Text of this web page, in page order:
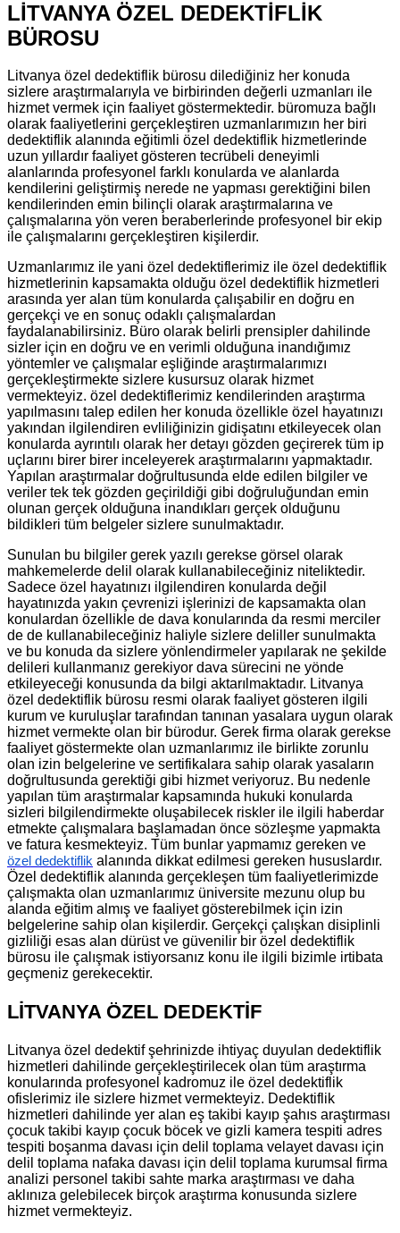
LİTVANYA ÖZEL DEDEKTİFLİK
BÜROSU
Litvanya özel dedektiflik bürosu dilediğiniz her konuda
sizlere araştırmalarıyla ve birbirinden değerli uzmanları ile
hizmet vermek için faaliyet göstermektedir. büromuza bağlı
olarak faaliyetlerini gerçekleştiren uzmanlarımızın her biri
dedektiflik alanında eğitimli özel dedektiflik hizmetlerinde
uzun yıllardır faaliyet gösteren tecrübeli deneyimli
alanlarında profesyonel farklı konularda ve alanlarda
kendilerini geliştirmiş nerede ne yapması gerektiğini bilen
kendilerinden emin bilinçli olarak araştırmalarına ve
çalışmalarına yön veren beraberlerinde profesyonel bir ekip
ile çalışmalarını gerçekleştiren kişilerdir.
Uzmanlarımız ile yani özel dedektiflerimiz ile özel dedektiflik
hizmetlerinin kapsamakta olduğu özel dedektiflik hizmetleri
arasında yer alan tüm konularda çalışabilir en doğru en
gerçekçi ve en sonuç odaklı çalışmalardan
faydalanabilirsiniz. Büro olarak belirli prensipler dahilinde
sizler için en doğru ve en verimli olduğuna inandığımız
yöntemler ve çalışmalar eşliğinde araştırmalarımızı
gerçekleştirmekte sizlere kusursuz olarak hizmet
vermekteyiz. özel dedektiflerimiz kendilerinden araştırma
yapılmasını talep edilen her konuda özellikle özel hayatınızı
yakından ilgilendiren evliliğinizin gidişatını etkileyecek olan
konularda ayrıntılı olarak her detayı gözden geçirerek tüm ip
uçlarını birer birer inceleyerek araştırmalarını yapmaktadır.
Yapılan araştırmalar doğrultusunda elde edilen bilgiler ve
veriler tek tek gözden geçirildiği gibi doğruluğundan emin
olunan gerçek olduğuna inandıkları gerçek olduğunu
bildikleri tüm belgeler sizlere sunulmaktadır.
Sunulan bu bilgiler gerek yazılı gerekse görsel olarak
mahkemelerde delil olarak kullanabileceğiniz niteliktedir.
Sadece özel hayatınızı ilgilendiren konularda değil
hayatınızda yakın çevrenizi işlerinizi de kapsamakta olan
konulardan özellikle de dava konularında da resmi merciler
de de kullanabileceğiniz haliyle sizlere deliller sunulmakta
ve bu konuda da sizlere yönlendirmeler yapılarak ne şekilde
delileri kullanmanız gerekiyor dava sürecini ne yönde
etkileyeceği konusunda da bilgi aktarılmaktadır. Litvanya
özel dedektiflik bürosu resmi olarak faaliyet gösteren ilgili
kurum ve kuruluşlar tarafından tanınan yasalara uygun olarak
hizmet vermekte olan bir bürodur. Gerek firma olarak gerekse
faaliyet göstermekte olan uzmanlarımız ile birlikte zorunlu
olan izin belgelerine ve sertifikalara sahip olarak yasaların
doğrultusunda gerektiği gibi hizmet veriyoruz. Bu nedenle
yapılan tüm araştırmalar kapsamında hukuki konularda
sizleri bilgilendirmekte oluşabilecek riskler ile ilgili haberdar
etmekte çalışmalara başlamadan önce sözleşme yapmakta
ve fatura kesmekteyiz. Tüm bunlar yapmamız gereken ve
özel dedektiflik alanında dikkat edilmesi gereken hususlardır.
Özel dedektiflik alanında gerçekleşen tüm faaliyetlerimizde
çalışmakta olan uzmanlarımız üniversite mezunu olup bu
alanda eğitim almış ve faaliyet gösterebilmek için izin
belgelerine sahip olan kişilerdir. Gerçekçi çalışkan disiplinli
gizliliği esas alan dürüst ve güvenilir bir özel dedektiflik
bürosu ile çalışmak istiyorsanız konu ile ilgili bizimle irtibata
geçmeniz gerekecektir.
LİTVANYA ÖZEL DEDEKTİF
Litvanya özel dedektif şehrinizde ihtiyaç duyulan dedektiflik
hizmetleri dahilinde gerçekleştirilecek olan tüm araştırma
konularında profesyonel kadromuz ile özel dedektiflik
ofislerimiz ile sizlere hizmet vermekteyiz. Dedektiflik
hizmetleri dahilinde yer alan eş takibi kayıp şahıs araştırması
çocuk takibi kayıp çocuk böcek ve gizli kamera tespiti adres
tespiti boşanma davası için delil toplama velayet davası için
delil toplama nafaka davası için delil toplama kurumsal firma
analizi personel takibi sahte marka araştırması ve daha
aklınıza gelebilecek birçok araştırma konusunda sizlere
hizmet vermekteyiz.